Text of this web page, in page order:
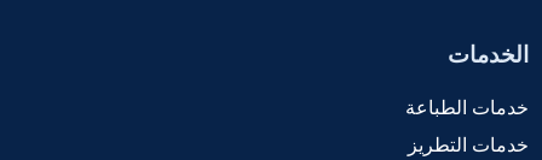
الخدمات
خدمات الطباعة
خدمات التطريز